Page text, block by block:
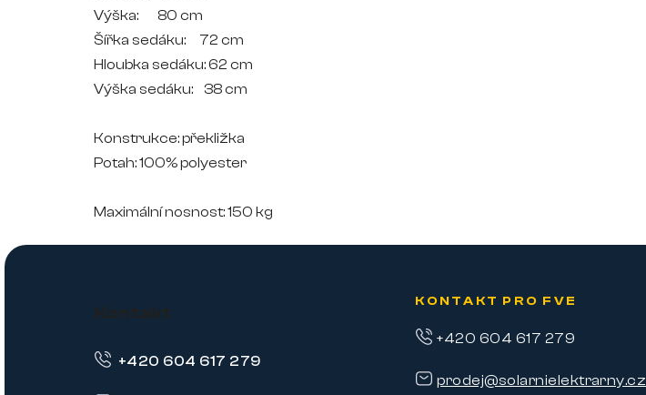
Výška: 80 cm
Šířka sedáku: 72 cm
Hloubka sedáku: 62 cm
Výška sedáku: 38 cm
Konstrukce: překližka
Potah: 100% polyester
Maximální nosnost: 150 kg
Kontakt
+420 604 617 279
KONTAKT PRO FVE
prodej@solarnielektrarny.cz
+420 604 617 279